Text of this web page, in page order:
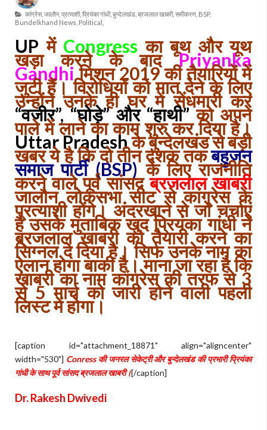
कांग्रेस, जालौन, प्रत्याशी, प्रियंका गांधी, बुन्देलखंड, ब्रजलाल खाबरी, समीकरण, BSP,
Bundelkhand News, Political,
UP में Congress का बूथ और यूथ
खड़ा करने के बादPriyanka
Gandhiमिशन 2019 की तैयारियों में
जुटी हैं। विरोधियों को मात देने के लिए
उन्होंने उनके ही घर में सेंधमारी कर
“वजीर”, “घोड़े” और “हाथी”को अपने
पाले में लाने का काम शुरु कर दिया है।
Uttar Pradeshके बुन्देलखंड से बड़ी
खबर ये है कि दो तीन दशक तकबहुजन
समाज पार्टी (BSP)के लिए राजनीति
करने वाले पूर्व सांसदब्रजलाल खाबरी
जालौन लोकसभा सीट से कांग्रेस के
प्रत्याशी होंगे। अंदरखाने से जो चर्चाएं
है उसके मुताबिक खुद प्रियंका गांधी ने
ब्रजलाल खाबरी को तैयारी करने का
सिग्नल दे दिया है। सिर्फ उनके नाम का
ऐलान होगा बाकी है। माना जा रहा है कि
खाबरी का नाम कांग्रेस की तरफ से 3
से 5 मार्च को जारी होने वाली पहली
लिस्ट में होगा।
[caption id="attachment_18871" align="aligncenter"
width="530"] Conress की जनरल सेकेट्री और बुन्देलखंड की प्रभारी प्रियंका
गांधी के साथ पूर्व सांसद ब्रजलाल खाबरी।[/caption]
Dr. Rakesh Dwivedi